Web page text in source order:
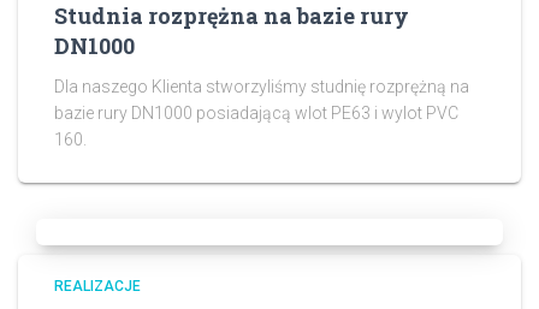
Studnia rozprężna na bazie rury
DN1000
Dla naszego Klienta stworzyliśmy studnię rozprężną na
bazie rury DN1000 posiadającą wlot PE63 i wylot PVC
160.
REALIZACJE